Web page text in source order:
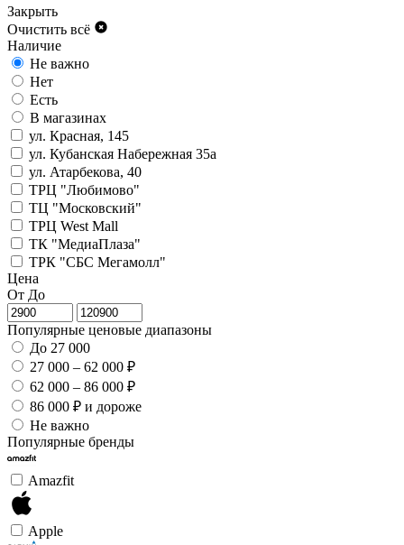
Закрыть
Очистить всё
Наличие
Не важно
Нет
Есть
В магазинах
ул. Красная, 145
ул. Кубанская Набережная 35а
ул. Атарбекова, 40
ТРЦ "Любимово"
ТЦ "Московский"
ТРЦ West Mall
ТК "МедиаПлаза"
ТРК "СБС Мегамолл"
Цена
От До
Популярные ценовые диапазоны
До 27 000
27 000 – 62 000 ₽
62 000 – 86 000 ₽
86 000 ₽ и дороже
Не важно
Популярные бренды
Amazfit
Apple